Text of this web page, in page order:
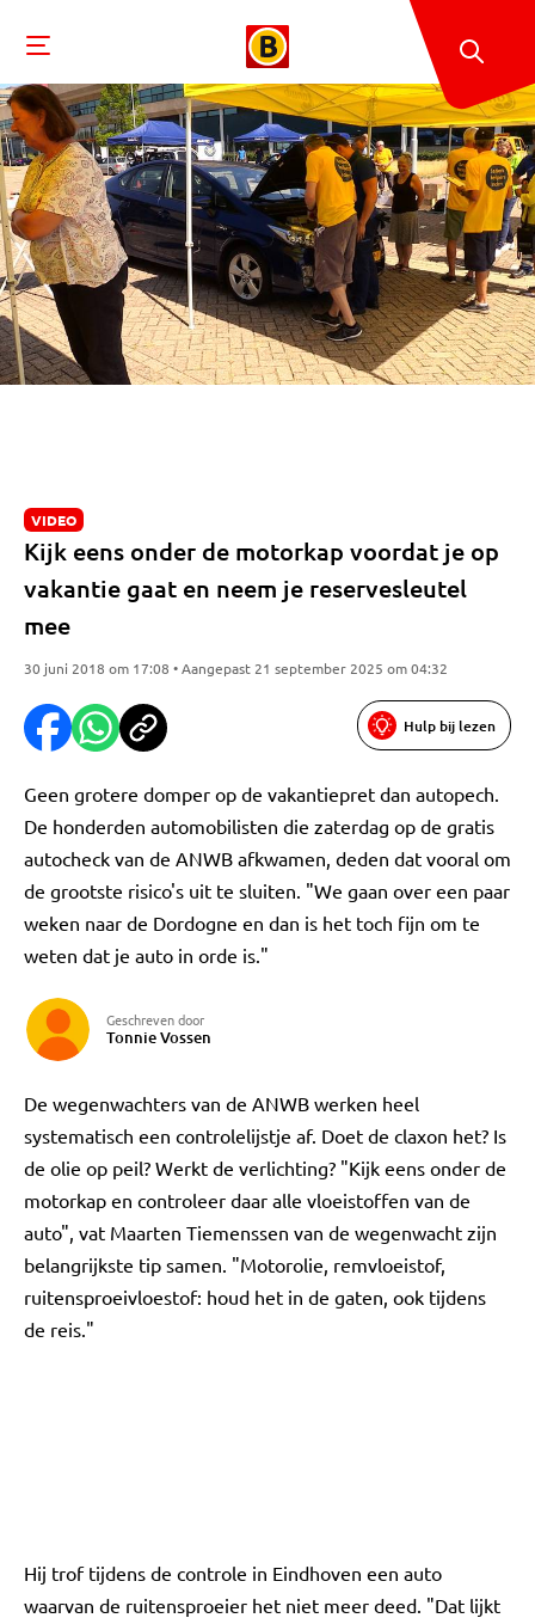
VIDEO
Kijk eens onder de motorkap voordat je op
vakantie gaat en neem je reservesleutel
mee
30 juni 2018 om 17:08 • Aangepast 21 september 2025 om 04:32
Hulp bij lezen
Geen grotere domper op de vakantiepret dan autopech.
De honderden automobilisten die zaterdag op de gratis
autocheck van de ANWB afkwamen, deden dat vooral om
de grootste risico's uit te sluiten. "We gaan over een paar
weken naar de Dordogne en dan is het toch fijn om te
weten dat je auto in orde is."
Geschreven door
Tonnie Vossen
De wegenwachters van de ANWB werken heel
systematisch een controlelijstje af. Doet de claxon het? Is
de olie op peil? Werkt de verlichting? "Kijk eens onder de
motorkap en controleer daar alle vloeistoffen van de
auto", vat Maarten Tiemenssen van de wegenwacht zijn
belangrijkste tip samen. "Motorolie, remvloeistof,
ruitensproeivloestof: houd het in de gaten, ook tijdens
de reis."
Hij trof tijdens de controle in Eindhoven een auto
waarvan de ruitensproeier het niet meer deed. "Dat lijkt